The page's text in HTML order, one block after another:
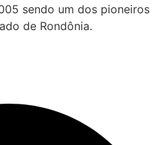
sendo um dos pioneiros
de Rondônia.